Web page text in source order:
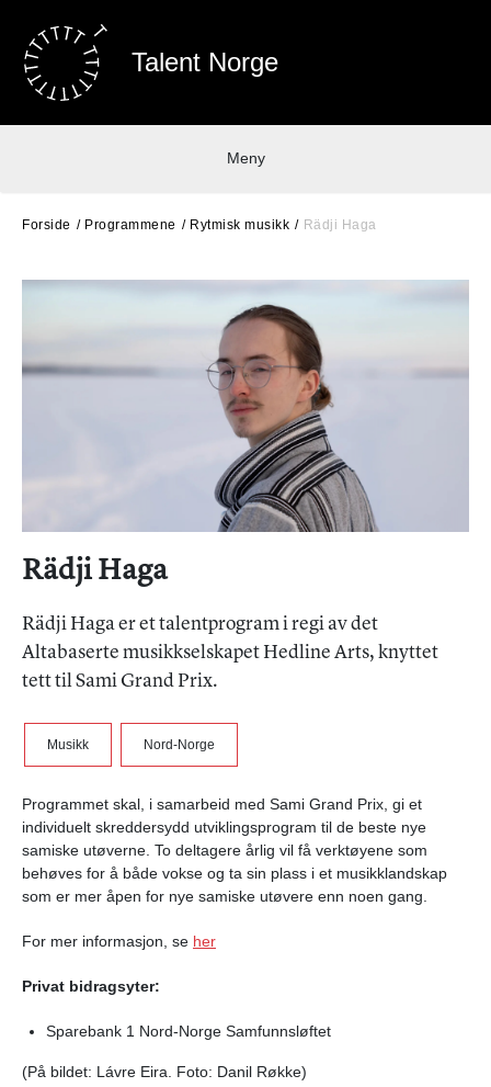
Talent Norge
Meny
Forside Programmene Rytmisk musikk Rädji Haga
Rädji Haga
Rädji Haga er et talentprogram i regi av det
Altabaserte musikkselskapet Hedline Arts, knyttet
tett til Sami Grand Prix.
Musikk Nord-Norge
Programmet skal, i samarbeid med Sami Grand Prix, gi et
individuelt skreddersydd utviklingsprogram til de beste nye
samiske utøverne. To deltagere årlig vil få verktøyene som
behøves for å både vokse og ta sin plass i et musikklandskap
som er mer åpen for nye samiske utøvere enn noen gang.
For mer informasjon, se her
Privat bidragsyter:
Sparebank 1 Nord-Norge Samfunnsløftet
(På bildet: Lávre Eira. Foto: Danil Røkke)